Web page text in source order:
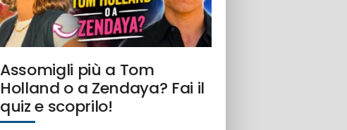
Assomigli più a Tom
Holland o a Zendaya? Fai il
quiz e scoprilo!